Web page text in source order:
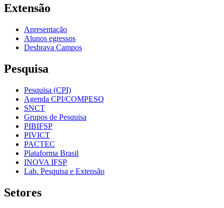
Extensão
Apresentação
Alunos egressos
Desbrava Campos
Pesquisa
Pesquisa (CPI)
Agenda CPI/COMPESQ
SNCT
Grupos de Pesquisa
PIBIFSP
PIVICT
PACTEC
Plataforma Brasil
INOVA IFSP
Lab. Pesquisa e Extensão
Setores